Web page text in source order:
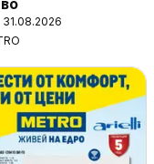
31.08.2026